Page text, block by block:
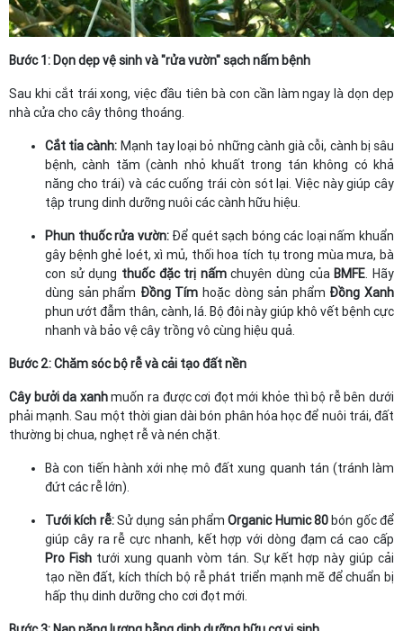
Bước 1: Dọn dẹp vệ sinh và "rửa vườn" sạch nấm bệnh
Sau khi cắt trái xong, việc đầu tiên bà con cần làm ngay là dọn dẹp
nhà cửa cho cây thông thoáng.
Cắt tỉa cành: Mạnh tay loại bỏ những cành già cỗi, cành bị sâu
bệnh, cành tăm (cành nhỏ khuất trong tán không có khả
năng cho trái) và các cuống trái còn sót lại. Việc này giúp cây
tập trung dinh dưỡng nuôi các cành hữu hiệu.
Phun thuốc rửa vườn:Để quét sạch bóng các loại nấm khuẩn
gây bệnh ghẻ loét, xì mủ, thối hoa tích tụ trong mùa mưa, bà
con sử dụng thuốc đặc trị nấmchuyên dùng của BMFE . Hãy
dùng sản phẩm Đồng Tím hoặc dòng sản phẩm Đồng Xanh
phun ướt đẫm thân, cành, lá. Bộ đôi này giúp khô vết bệnh cực
nhanh và bảo vệ cây trồng vô cùng hiệu quả.
Bước 2: Chăm sóc bộ rễ và cải tạo đất nền
Cây bưởi da xanhmuốn ra được cơi đọt mới khỏe thì bộ rễ bên dưới
phải mạnh. Sau một thời gian dài bón phân hóa học để nuôi trái, đất
thường bị chua, nghẹt rễ và nén chặt.
Bà con tiến hành xới nhẹ mô đất xung quanh tán (tránh làm
đứt các rễ lớn).
Tưới kích rễ:Sử dụng sản phẩmOrganic Humic 80 bón gốc để
giúp cây ra rễ cực nhanh, kết hợp với dòng đạm cá cao cấp
Pro Fish tưới xung quanh vòm tán. Sự kết hợp này giúp cải
tạo nền đất, kích thích bộ rễ phát triển mạnh mẽ để chuẩn bị
hấp thụ dinh dưỡng cho cơi đọt mới.